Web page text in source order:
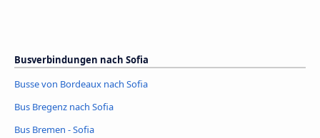
Busverbindungen nach Sofia
Busse von Bordeaux nach Sofia
Bus Bregenz nach Sofia
Bus Bremen - Sofia